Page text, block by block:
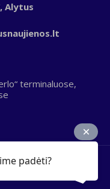
Alytus
terminaluose,
padėti?